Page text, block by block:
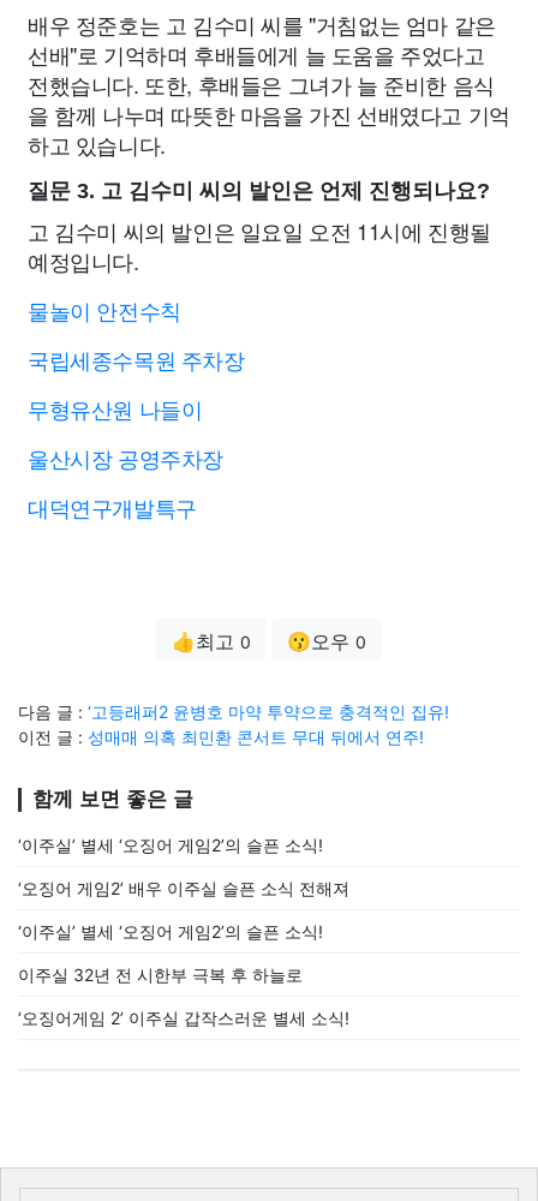
배우 정준호는 고 김수미 씨를 "거침없는 엄마 같은
선배"로 기억하며 후배들에게 늘 도움을 주었다고
전했습니다. 또한, 후배들은 그녀가 늘 준비한 음식
을 함께 나누며 따뜻한 마음을 가진 선배였다고 기억
하고 있습니다.
질문 3. 고 김수미 씨의 발인은 언제 진행되나요?
고 김수미 씨의 발인은 일요일 오전 11시에 진행될
예정입니다.
물놀이 안전수칙
국립세종수목원 주차장
무형유산원 나들이
울산시장 공영주차장
대덕연구개발특구
👍최고 0 😗오우 0
다음 글 : ‘고등래퍼2 윤병호 마약 투약으로 충격적인 집유!
이전 글 : 성매매 의혹 최민환 콘서트 무대 뒤에서 연주!
함께 보면 좋은 글
‘이주실’ 별세 ‘오징어 게임2’의 슬픈 소식!
‘오징어 게임2’ 배우 이주실 슬픈 소식 전해져
‘이주실’ 별세 ‘오징어 게임2’의 슬픈 소식!
이주실 32년 전 시한부 극복 후 하늘로
‘오징어게임 2’ 이주실 갑작스러운 별세 소식!